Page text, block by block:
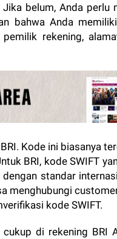
belum, Anda perlu
bahwa Anda
rekening,
Kode ini biasanya
BRI, kode SWIFT
standar
menghubungi
kode SWIFT.
di rekening BRI